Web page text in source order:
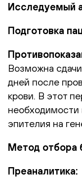
Исследуемый
Подготовка
Возможна
дней после
крови. В этот
необходимости
эпителия на
Метод отбора
Преаналитика: